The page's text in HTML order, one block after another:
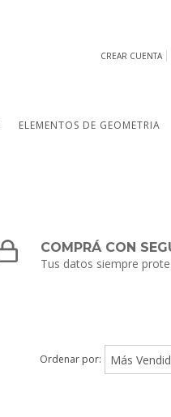
CREAR CUENTA
ELEMENTOS DE GEOMETRIA
COMPRÁ CON
Tus datos siempre
Ordenar por: